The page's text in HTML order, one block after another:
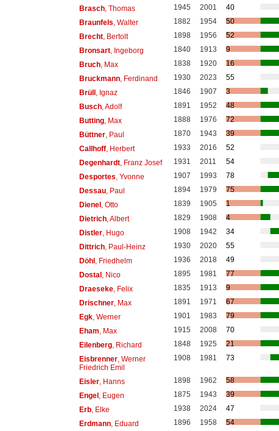
Brasch, Thomas 1945 2001
40
Braunfels, Walter 1882 1954
50
Brecht, Bertolt 1898 1956
52
Bronsart, Ingeborg 1840 1913
9
Bruch, Max 1838 1920
16
Bruckmann, Ferdinand 1930 2023
55
Brüll , Ignaz 1846 1907
3
Busch, Adolf 1891 1952
48
Butting, Max 1888 1976
72
Büttner, Paul 1870 1943
39
Callhoff, Herbert 1933 2016
52
Degenhardt, Franz Josef 1931 2011
54
Desportes, Yvonne 1907 1993
78
Dessau, Paul 1894 1979
75
Dienel , Otto 1839 1905
1
Dietrich, Albert 1829 1908
4
Distler, Hugo 1908 1942
34
Dittrich, Paul-Heinz 1930 2020
55
Döhl , Friedhelm 1936 2018
49
Dostal , Nico 1895 1981
77
Draeseke, Felix 1835 1913
9
Drischner, Max 1891 1971
67
Egk, Werner 1901 1983
79
Eham, Max 1915 2008
70
Eilenberg, Richard 1848 1925
21
Eisbrenner, Werner
Friedrich Emil
1908 1981 73
Eisler, Hanns 1898 1962
58
Engel , Eugen 1875 1943
39
Erb, Elke 1938 2024
47
Erdmann, Eduard 1896 1958
54